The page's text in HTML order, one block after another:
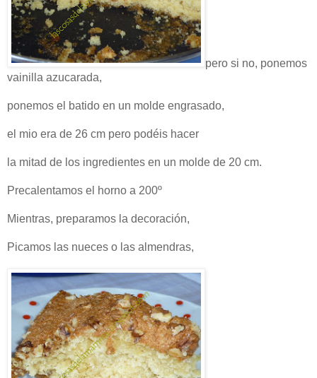
pero si no, ponemos
vainilla azucarada,
ponemos el batido en un molde engrasado,
el mio era de 26 cm pero podéis hacer
la mitad de los ingredientes en un molde de 20 cm.
Precalentamos el horno a 200º
Mientras, preparamos la decoración,
Picamos las nueces o las almendras,